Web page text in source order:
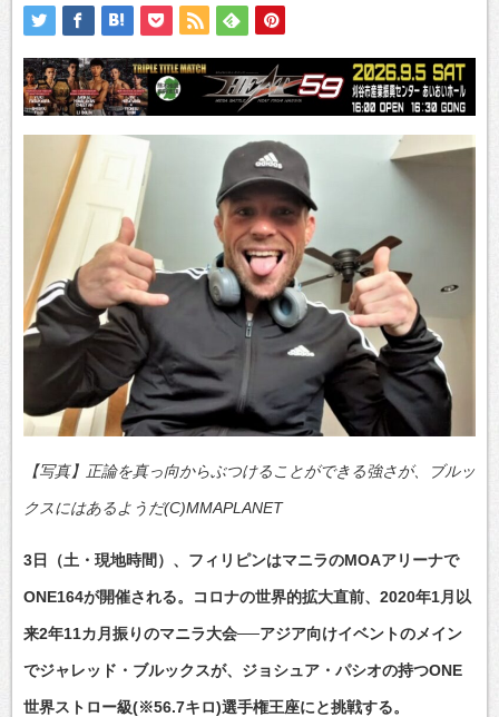
【写真】正論を真っ向からぶつけることができる強さが、ブルッ
クスにはあるようだ(C)MMAPLANET
3日（土・現地時間）、フィリピンはマニラのMOAアリーナで
ONE164が開催される。コロナの世界的拡大直前、2020年1月以
来2年11カ月振りのマニラ大会──アジア向けイベントのメイン
でジャレッド・ブルックスが、ジョシュア・パシオの持つONE
世界ストロー級(※56.7キロ)選手権王座にと挑戦する。